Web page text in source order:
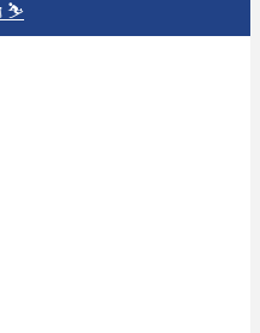
חופשות סקי ⛷️